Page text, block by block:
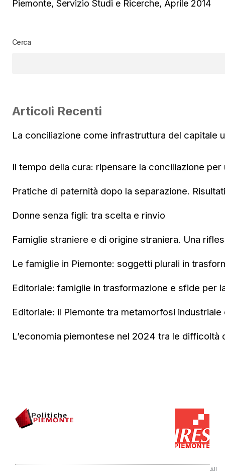
Piemonte, Servizio Studi e Ricerche, Aprile 2014
Cerca
Articoli Recenti
La conciliazione come infrastruttura del capitale
Il tempo della cura: ripensare la conciliazione per
Pratiche di paternità dopo la separazione.
Donne senza figli: tra scelta e rinvio
Famiglie straniere e di origine straniera. Una
Le famiglie in Piemonte: soggetti plurali in
Editoriale: famiglie in trasformazione e sfide per
Editoriale: il Piemonte tra metamorfosi
L’economia piemontese nel 2024 tra le